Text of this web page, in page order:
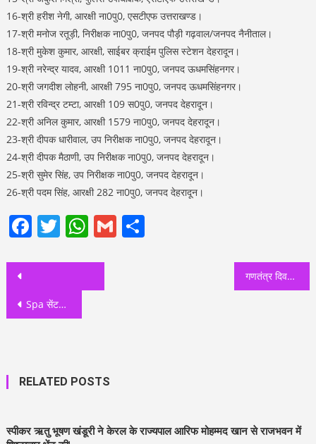
16-श्री हरीश नेगी, आरक्षी ना0पु0, एसटीएफ उत्तराखण्ड।
17-श्री मनोज रतूड़ी, निरीक्षक ना0पु0, जनपद पौड़ी गढ़वाल/जनपद नैनीताल।
18-श्री मुकेश कुमार, आरक्षी, साईबर क्राईम पुलिस स्टेशन देहरादून।
19-श्री नरेन्द्र यादव, आरक्षी 1011 ना0पु0, जनपद ऊधमसिंहनगर।
20-श्री जगदीश लोहनी, आरक्षी 795 ना0पु0, जनपद ऊधमसिंहनगर।
21-श्री रविन्द्र टम्टा, आरक्षी 109 स0पु0, जनपद देहरादून।
22-श्री अनिल कुमार, आरक्षी 1579 ना0पु0, जनपद देहरादून।
23-श्री दीपक धारीवाल, उप निरीक्षक ना0पु0, जनपद देहरादून।
24-श्री दीपक मैठाणी, उप निरीक्षक ना0पु0, जनपद देहरादून।
25-श्री सुमेर सिंह, उप निरीक्षक ना0पु0, जनपद देहरादून।
26-श्री पदम सिंह, आरक्षी 282 ना0पु0, जनपद देहरादून।
Facebook
Twitter
WhatsApp
GmailShare
Post
navigation
Spa सेंटरों और पार्लरों पर SSP ने की नजरें टेढ़ी, दिए सख्त आदेश
गणतंत्र दिवस पर उत्तराखंड के ये पुलिसकर्मी होंगे सम्मानित, देखिए पूरी लिस्ट
RELATED POSTS
स्पीकर ऋतु भूषण खंडूरी ने केरल के राज्यपाल आरिफ मोहम्मद खान से राजभवन में